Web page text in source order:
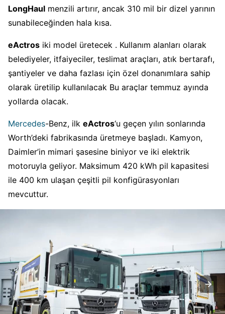
LongHaul menzili artırır, ancak 310 mil bir dizel yarının
sunabileceğinden hala kısa.
eActros iki model üretecek . Kullanım alanları olarak
belediyeler, itfaiyeciler, teslimat araçları, atık bertarafı,
şantiyeler ve daha fazlası için özel donanımlara sahip
olarak üretilip kullanılacak Bu araçlar temmuz ayında
yollarda olacak.
Mercedes-Benz, ilk eActros‘u geçen yılın sonlarında
Worth’deki fabrikasında üretmeye başladı. Kamyon,
Daimler’in mimari şasesine biniyor ve iki elektrik
motoruyla geliyor. Maksimum 420 kWh pil kapasitesi
ile 400 km ulaşan çeşitli pil konfigürasyonları
mevcuttur.